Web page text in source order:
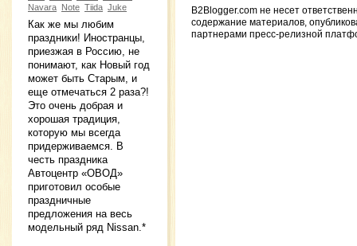
Navara Note Tiida Juke
Как же мы любим
праздники! Иностранцы,
приезжая в Россию, не
понимают, как Новый год
может быть Старым, и
еще отмечаться 2 раза?!
Это очень добрая и
хорошая традиция,
которую мы всегда
придерживаемся. В
честь праздника
Автоцентр «ОВОД»
приготовил особые
праздничные
предложения на весь
модельный ряд Nissan.*
B2Blogger.com не несет
содержание материалов,
партнерами пресс-релизной